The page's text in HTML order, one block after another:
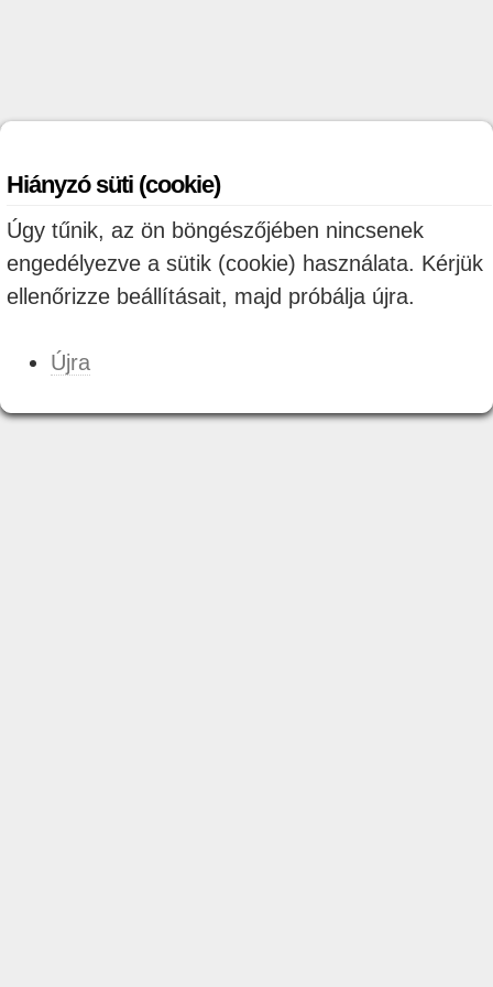
Hiányzó süti (cookie)
Úgy tűnik, az ön böngészőjében nincsenek
engedélyezve a sütik (cookie) használata. Kérjük
ellenőrizze beállításait, majd próbálja újra.
Újra